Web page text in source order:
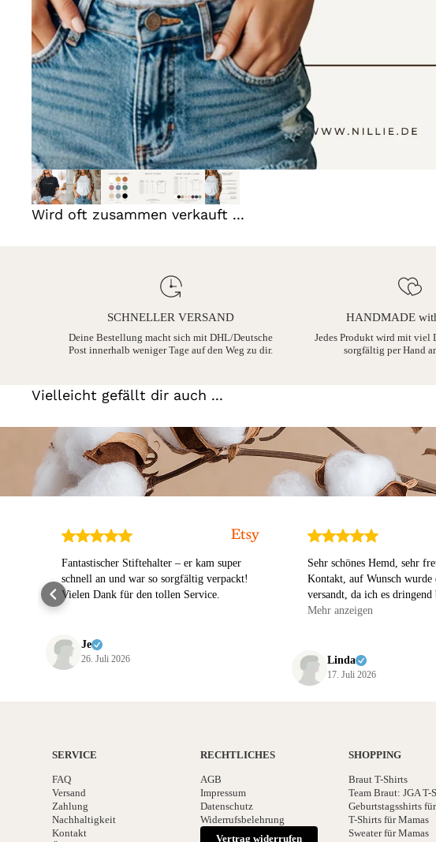
Wird oft zusammen verkauft ...
SCHNELLER VERSAND
Deine Bestellung macht sich mit DHL/Deutsche
Post innerhalb weniger Tage auf den Weg zu dir.
HANDMADE
Jedes Produkt wird mit viel
sorgfältig per Hand
Vielleicht gefällt dir auch ...
Fantastischer Stiftehalter – er kam super
schnell an und war so sorgfältig verpackt!
Vielen Dank für den tollen Service.
Je
26. Juli 2026
Sehr schönes Hemd, sehr
Kontakt, auf Wunsch wurde
versandt, da ich es
würde jederzeit wieder hier
Mehr anzeigen
Linda
17. Juli 2026
SERVICE
FAQ
Versand
Zahlung
Nachhaltigkeit
Kontakt
RECHTLICHES
AGB
Impressum
Datenschutz
Widerrufsbelehrung
Vertrag widerrufen
SHOPPING
Braut T-Shirts
Team Braut: JGA T-
Geburtstagsshirts
T-Shirts für Mamas
Sweater für Mamas